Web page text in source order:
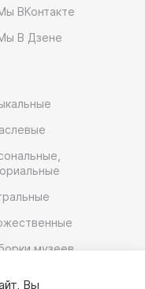
ВКонтакте
В Дзене
музеев
Вы